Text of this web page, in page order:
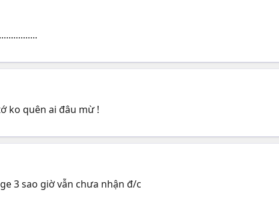
ko quên ai đâu mừ !
3 sao giờ vẫn chưa nhận đ/c